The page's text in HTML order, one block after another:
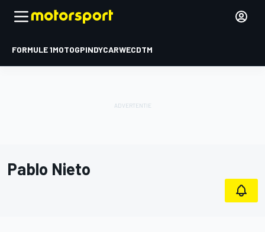
FORMULE 1MOTOGPINDYCARWECDTM
Pablo Nieto